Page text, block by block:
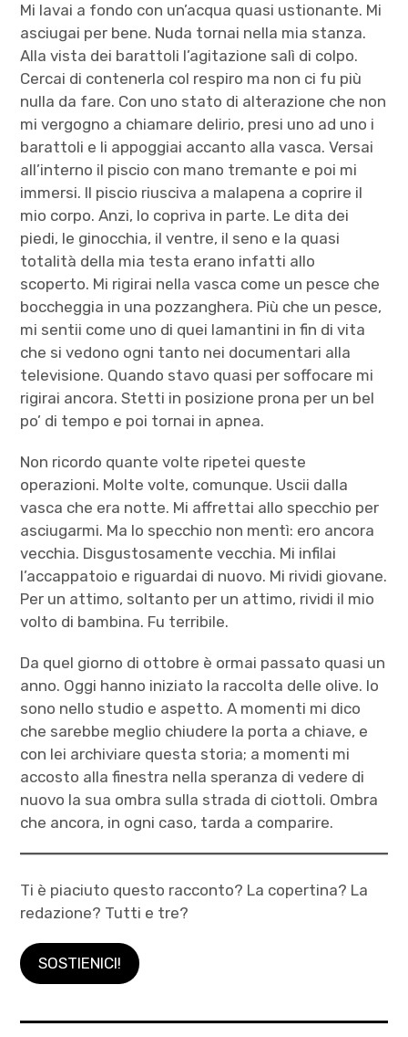
Mi lavai a fondo con un’acqua quasi ustionante. Mi
asciugai per bene. Nuda tornai nella mia stanza.
Alla vista dei barattoli l’agitazione salì di colpo.
Cercai di contenerla col respiro ma non ci fu più
nulla da fare. Con uno stato di alterazione che non
mi vergogno a chiamare delirio, presi uno ad uno i
barattoli e li appoggiai accanto alla vasca. Versai
all’interno il piscio con mano tremante e poi mi
immersi. Il piscio riusciva a malapena a coprire il
mio corpo. Anzi, lo copriva in parte. Le dita dei
piedi, le ginocchia, il ventre, il seno e la quasi
totalità della mia testa erano infatti allo
scoperto. Mi rigirai nella vasca come un pesce che
boccheggia in una pozzanghera. Più che un pesce,
mi sentii come uno di quei lamantini in fin di vita
che si vedono ogni tanto nei documentari alla
televisione. Quando stavo quasi per soffocare mi
rigirai ancora. Stetti in posizione prona per un bel
po’ di tempo e poi tornai in apnea.
Non ricordo quante volte ripetei queste
operazioni. Molte volte, comunque. Uscii dalla
vasca che era notte. Mi affrettai allo specchio per
asciugarmi. Ma lo specchio non mentì: ero ancora
vecchia. Disgustosamente vecchia. Mi infilai
l’accappatoio e riguardai di nuovo. Mi rividi giovane.
Per un attimo, soltanto per un attimo, rividi il mio
volto di bambina. Fu terribile.
Da quel giorno di ottobre è ormai passato quasi un
anno. Oggi hanno iniziato la raccolta delle olive. Io
sono nello studio e aspetto. A momenti mi dico
che sarebbe meglio chiudere la porta a chiave, e
con lei archiviare questa storia; a momenti mi
accosto alla finestra nella speranza di vedere di
nuovo la sua ombra sulla strada di ciottoli. Ombra
che ancora, in ogni caso, tarda a comparire.
Ti è piaciuto questo racconto? La copertina? La
redazione? Tutti e tre?
SOSTIENICI!